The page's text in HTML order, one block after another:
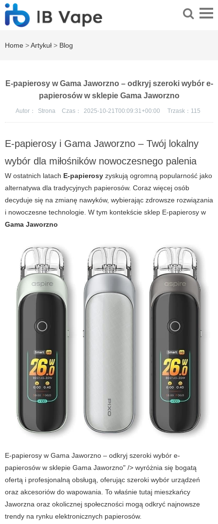
Home >Artykuł > Blog
E-papierosy w Gama Jaworzno – odkryj szeroki wybór e-
papierosów w sklepie Gama Jaworzno
Autor： Strona Czas： 2025-10-21T00:09:31+00:00 Trzask： 115
E-papierosy i Gama Jaworzno – Twój lokalny
wybór dla miłośników nowoczesnego palenia
W ostatnich latach E-papierosy zyskują ogromną popularność jako
alternatywa dla tradycyjnych papierosów. Coraz więcej osób
decyduje się na zmianę nawyków, wybierając zdrowsze rozwiązania
i nowoczesne technologie. W tym kontekście sklep E-papierosy w
Gama Jaworzno
E-papierosy w Gama Jaworzno – odkryj szeroki wybór e-
papierosów w sklepie Gama Jaworzno" /> wyróżnia się bogatą
ofertą i profesjonalną obsługą, oferując szeroki wybór urządzeń
oraz akcesoriów do wapowania. To właśnie tutaj mieszkańcy
Jaworzna oraz okolicznej społeczności mogą odkryć najnowsze
trendy na rynku elektronicznych papierosów.